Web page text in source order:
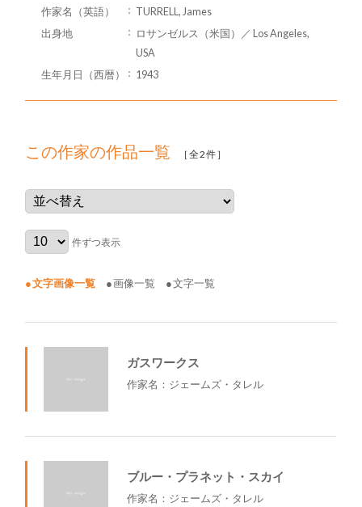
作家名（英語）
TURRELL, James
出身地
ロサンゼルス（米国）／ Los Angeles,
USA
生年月日（西暦）
1943
この作家の作品一覧 ［全2件］
件ずつ表示
文字画像一覧 画像一覧 文字一覧
ガスワークス
作家名：ジェームズ・タレル
ブルー・プラネット・スカイ
作家名：ジェームズ・タレル